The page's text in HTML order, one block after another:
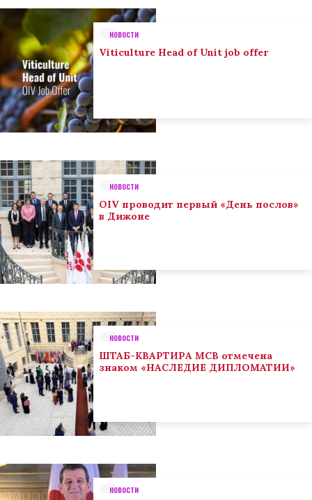
НОВОСТИ
Viticulture Head of Unit job offer
НОВОСТИ
OIV проводит первый «День послов»
в Дижоне
НОВОСТИ
ШТАБ-КВАРТИРА МСВ отмечена
знаком «НАСЛЕДИЕ ДИПЛОМАТИИ»
НОВОСТИ